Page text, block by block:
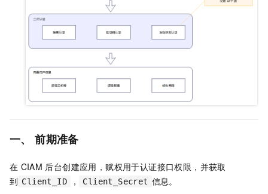
一、 前期准备
在 CIAM 后台创建应用，赋权用于认证接口权限，并获取
到 Client_ID ， Client_Secret 信息。